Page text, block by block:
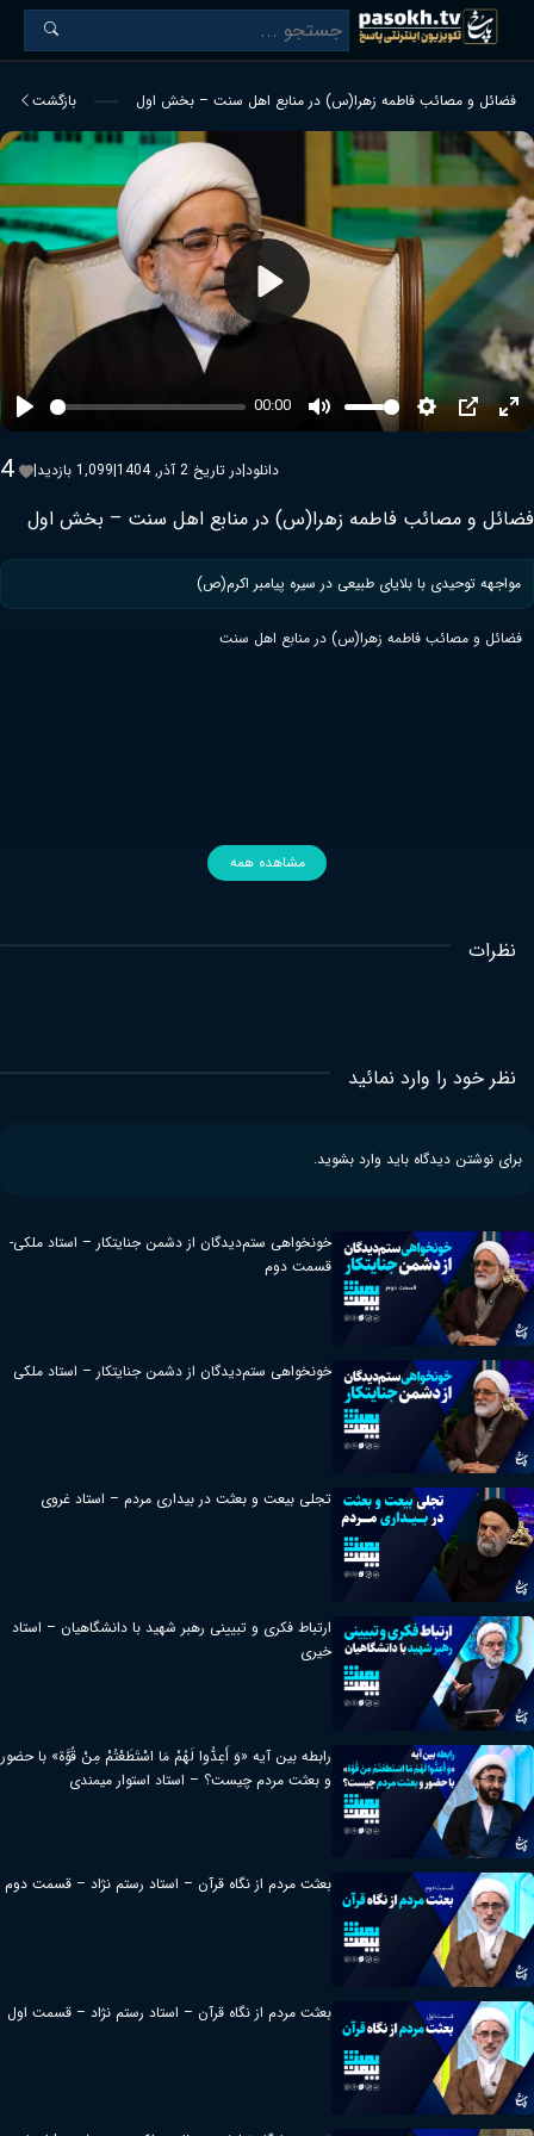
فضائل و مصائب فاطمه زهرا(س) در منابع اهل سنت – بخش اول بازگشت
Play
00:00
Mute SettingsPIP
Play
4 | 1,099 بازدید| در تاریخ 2 آذر, 1404|دانلود
فضائل و مصائب فاطمه زهرا(س) در منابع اهل سنت – بخش اول
مواجهه توحیدی با بلایای طبیعی در سیره پیامبر اکرم(ص)
فضائل و مصائب فاطمه زهرا(س) در منابع اهل سنت
مشاهده همه
نظرات
نظر خود را وارد نمائید
برای نوشتن دیدگاه باید وارد بشوید.
خونخواهی ستم‌دیدگان از دشمن جنایتکار – استاد ملکی-
قسمت دوم
خونخواهی ستم‌دیدگان از دشمن جنایتکار – استاد ملکی
تجلی بیعت و بعثت در بیداری مردم – استاد غروی
ارتباط فکری و تبیینی رهبر شهید با دانشگاهیان – استاد
خیری
رابطه بین آیه «وَ أَعِدُّوا لَهُمْ مَا اسْتَطَعْتُمْ مِنْ قُوَّة» با حضور
و بعثت مردم چیست؟ – استاد استوار میمندی
بعثت مردم از نگاه قرآن – استاد رستم نژاد – قسمت دوم
بعثت مردم از نگاه قرآن – استاد رستم نژاد – قسمت اول